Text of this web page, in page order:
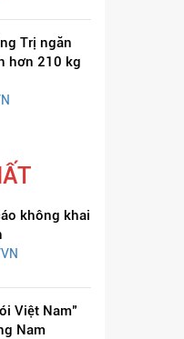
Trị ngăn
hơn 210 kg
không khai
Việt Nam"
Nam